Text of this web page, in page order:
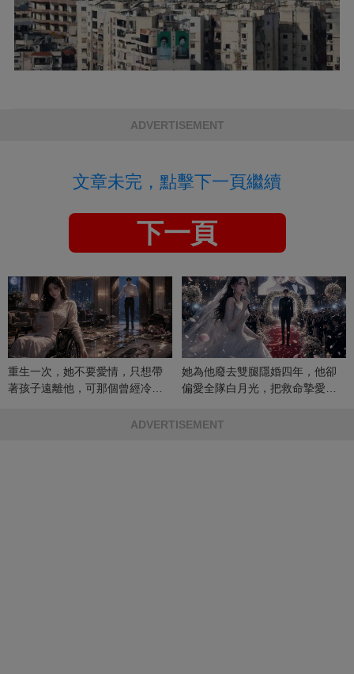
ADVERTISEMENT
文章未完，點擊下一頁繼續
下一頁
重生一次，她不要愛情，只想帶
著孩子遠離他，可那個曾經冷漠
她為他廢去雙腿隱婚四年，他卻
偏愛全隊白月光，把救命摯愛當
ADVERTISEMENT